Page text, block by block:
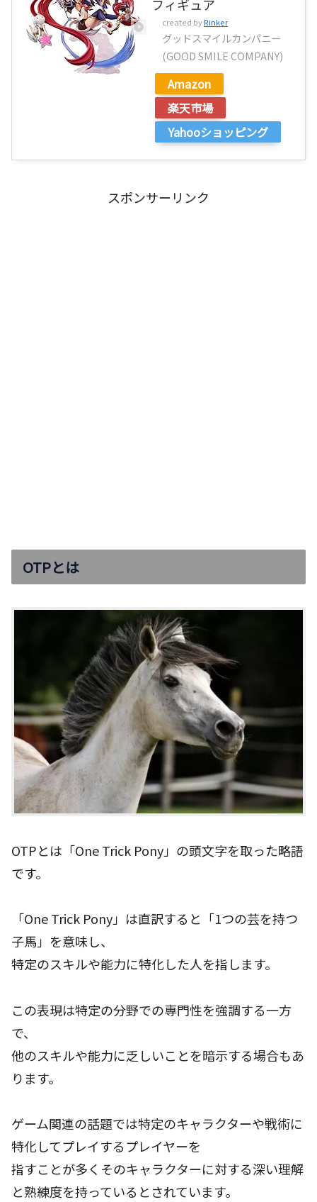
フィギュア
created byRinker
グッドスマイルカンパニー
(GOOD SMILE COMPANY)
Amazon
楽天市場
Yahooショッピング
スポンサーリンク
OTPとは
OTPとは「One Trick Pony」の頭文字を取った略語
です。
「One Trick Pony」は直訳すると「1つの芸を持つ
子馬」を意味し、
特定のスキルや能力に特化した人を指します。
この表現は特定の分野での専門性を強調する一方
で、
他のスキルや能力に乏しいことを暗示する場合もあ
ります。
ゲーム関連の話題では特定のキャラクターや戦術に
特化してプレイするプレイヤーを
指すことが多くそのキャラクターに対する深い理解
と熟練度を持っているとされています。